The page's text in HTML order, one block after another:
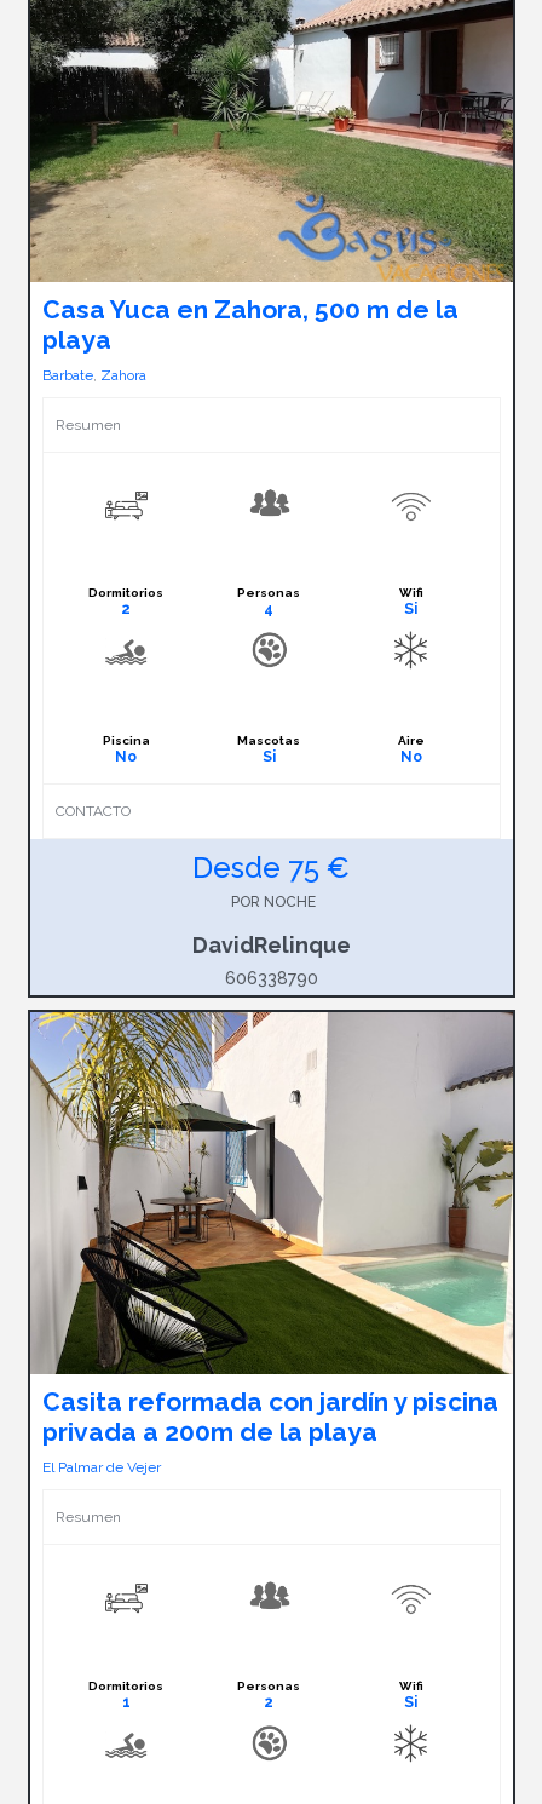
Casa Yuca en Zahora, 500 m de la
playa
Barbate, Zahora
Resumen
Dormitorios
2
Personas
4
Wifi
Si
Piscina
No
Mascotas
Si
Aire
No
CONTACTO
Desde 75 €
POR NOCHE
DavidRelinque
606338790
Casita reformada con jardín y piscina
privada a 200m de la playa
El Palmar de Vejer
Resumen
Dormitorios
1
Personas
2
Wifi
Si